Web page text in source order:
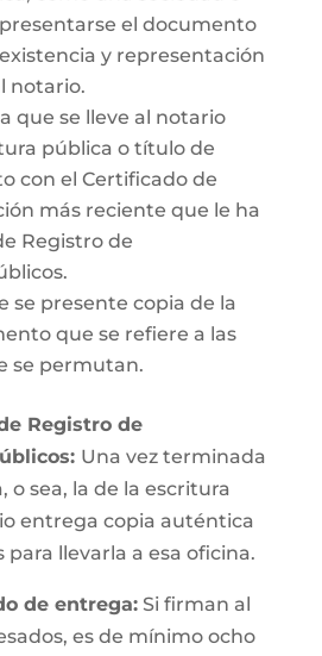
el documento
y representación
notario.
que se lleve al notario
pública o título de
con el Certificado de
más reciente que le ha
Registro de
se presente copia de la
que se refiere a las
se permutan.
Registro de
Una vez terminada
o sea, la de la escritura
entrega copia auténtica
para llevarla a esa oficina.
de entrega:Si firman al
es de mínimo ocho